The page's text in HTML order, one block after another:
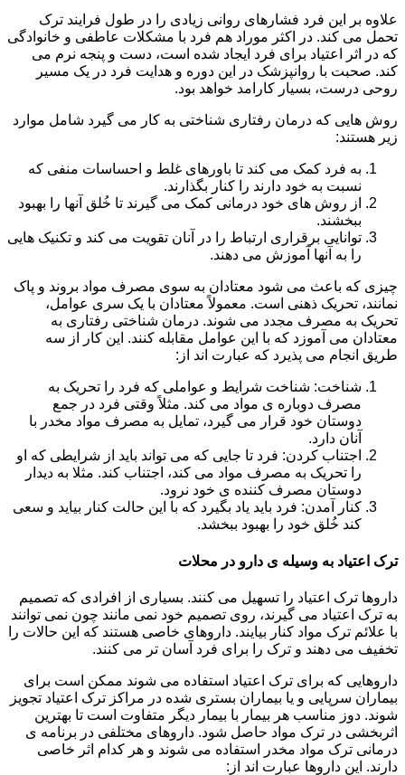
علاوه بر این فرد فشارهای روانی زیادی را در طول فرایند ترک
تحمل می کند. در اکثر موراد هم فرد با مشکلات عاطفی و خانوادگی
که در اثر اعتیاد برای فرد ایجاد شده است، دست و پنجه نرم می
کند. صحبت با روانپزشک در این دوره و هدایت فرد در یک مسیر
روحی درست، بسیار کارامد خواهد بود.
روش هایی که درمان رفتاری شناختی به کار می گیرد شامل موارد
زیر هستند:
به فرد کمک می کند تا باورهای غلط و احساسات منفی که
نسبت به خود دارند را کنار بگذارند.
از روش های خود درمانی کمک می گیرند تا خُلق آنها را بهبود
ببخشند.
توانایی برقراری ارتباط را در آنان تقویت می کند و تکنیک هایی
را به آنها آموزش می دهند.
چیزی که باعث می شود معتادان به سوی مصرف مواد بروند و پاک
نمانند، تحریک ذهنی است. معمولاً معتادان با یک سری عوامل،
تحریک به مصرف مجدد می شوند. درمان شناختی رفتاری به
معتادان می آموزد که با این عوامل مقابله کنند. این کار از سه
طریق انجام می پذیرد که عبارت اند از:
شناخت: شناخت شرایط و عواملی که فرد را تحریک به
مصرف دوباره ی مواد می کند. مثلاً وقتی فرد در جمع
دوستان خود قرار می گیرد، تمایل به مصرف مواد مخدر با
آنان دارد.
اجتناب کردن: فرد تا جایی که می تواند باید از شرایطی که او
را تحریک به مصرف مواد می کند، اجتناب کند. مثلا به دیدار
دوستان مصرف کننده ی خود نرود.
کنار آمدن: فرد باید یاد بگیرد که با این حالت کنار بیاید و سعی
کند خُلق خود را بهبود ببخشد.
ترک اعتیاد به وسیله ی دارو در محلات
داروها ترک اعتیاد را تسهیل می کنند. بسیاری از افرادی که تصمیم
به ترک اعتیاد می گیرند، روی تصمیم خود نمی مانند چون نمی توانند
با علائم ترک مواد کنار بیایند. داروهای خاصی هستند که این حالات را
تخفیف می دهند و ترک را برای فرد آسان تر می کنند.
داروهایی که برای ترک اعتیاد استفاده می شوند ممکن است برای
بیماران سرپایی و یا بیماران بستری شده در مراکز ترک اعتیاد تجویز
شوند. دوز مناسب هر بیمار با بیمار دیگر متفاوت است تا بهترین
اثربخشی در ترک مواد حاصل شود. داروهای مختلفی در برنامه ی
درمانی ترک مواد مخدر استفاده می شوند و هر کدام اثر خاصی
دارند. این داروها عبارت اند از: